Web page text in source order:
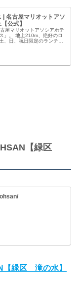
| 名古屋マリオットアソ
公式】
屋マリオットアソシアホテ
」。 地上210m、絶好のロ
、日、祝日限定のランチブ
【緑区
【緑区 滝の水】